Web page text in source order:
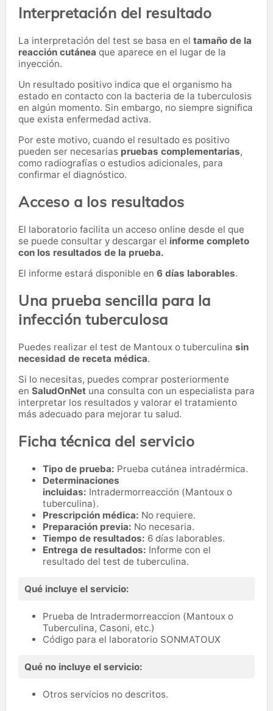
Interpretación del resultado
La interpretación del test se basa en el tamaño de la
reacción cutánea que aparece en el lugar de la
inyección.
Un resultado positivo indica que el organismo ha
estado en contacto con la bacteria de la tuberculosis
en algún momento. Sin embargo, no siempre significa
que exista enfermedad activa.
Por este motivo, cuando el resultado es positivo
pueden ser necesarias pruebas complementarias,
como radiografías o estudios adicionales, para
confirmar el diagnóstico.
Acceso a los resultados
El laboratorio facilita un acceso online desde el que
se puede consultar y descargar el informe completo
con los resultados de la prueba.
El informe estará disponible en 6 días laborables.
Una prueba sencilla para la
infección tuberculosa
Puedes realizar el test de Mantoux o tuberculina sin
necesidad de receta médica.
Si lo necesitas, puedes comprar posteriormente
en SaludOnNet una consulta con un especialista para
interpretar los resultados y valorar el tratamiento
más adecuado para mejorar tu salud.
Ficha técnica del servicio
Tipo de prueba: Prueba cutánea intradérmica.
Determinaciones
incluidas: Intradermorreacción (Mantoux o
tuberculina).
Prescripción médica: No requiere.
Preparación previa: No necesaria.
Tiempo de resultados: 6 días laborables.
Entrega de resultados: Informe con el
resultado del test de tuberculina.
Qué incluye el servicio:
Prueba de Intradermorreaccion (Mantoux o
Tuberculina, Casoni, etc.)
Código para el laboratorio SONMATOUX
Qué no incluye el servicio:
Otros servicios no descritos.